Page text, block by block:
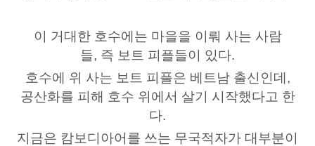
이 거대한 호수에는 마을을 이뤄 사는 사람
들, 즉 보트 피플들이 있다.
호수에 위 사는 보트 피플은 베트남 출신인데,
공산화를 피해 호수 위에서 살기 시작했다고 한
다.
지금은 캄보디아어를 쓰는 무국적자가 대부분이